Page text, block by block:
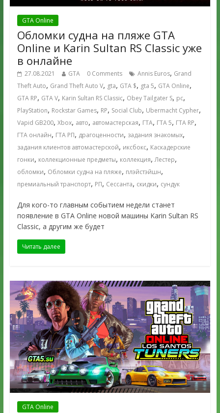
GTA Online
Обломки судна на пляже GTA
Online и Karin Sultan RS Classic уже
в онлайне
27.08.2021 GTA 0 Comments Annis Euros, Grand
Theft Auto, Grand Theft Auto V, gta, GTA $, gta 5, GTA Online,
GTA RP, GTA V, Karin Sultan RS Classic, Obey Tailgater S, pc,
PlayStation, Rockstar Games, RP, Social Club, Ubermacht Cypher,
Vapid GB200, Xbox, авто, автомастерская, ГТА, ГТА 5, ГТА RP,
ГТА онлайн, ГТА РП, драгоценности, задания знакомых,
задания клиентов автомастерской, иксбокс, Каскадерские
гонки, коллекционные предметы, коллекция,Лестер,
обломки, Обломки судна на пляже, плэйстэйшн,
премиальный транспорт, РП, Сессанта, скидки, сундук
Для кого-то главным событием недели станет
появление в GTA Online новой машины Karin Sultan RS
Classic, а другим же будет
Читать далее
GTA Online